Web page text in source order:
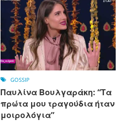
GOSSIP
Παυλίνα Βουλγαράκη: “Τα
πρώτα μου τραγούδια ήταν
μοιρολόγια”